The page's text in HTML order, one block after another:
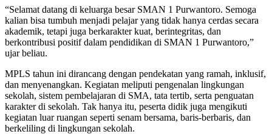
“Selamat datang di keluarga besar SMAN 1 Purwantoro. Semoga
kalian bisa tumbuh menjadi pelajar yang tidak hanya cerdas secara
akademik, tetapi juga berkarakter kuat, berintegritas, dan
berkontribusi positif dalam pendidikan di SMAN 1 Purwantoro,”
ujar beliau.
MPLS tahun ini dirancang dengan pendekatan yang ramah, inklusif,
dan menyenangkan. Kegiatan meliputi pengenalan lingkungan
sekolah, sistem pembelajaran di SMA, tata tertib, serta penguatan
karakter di sekolah. Tak hanya itu, peserta didik juga mengikuti
kegiatan luar ruangan seperti senam bersama, baris-berbaris, dan
berkeliling di lingkungan sekolah.